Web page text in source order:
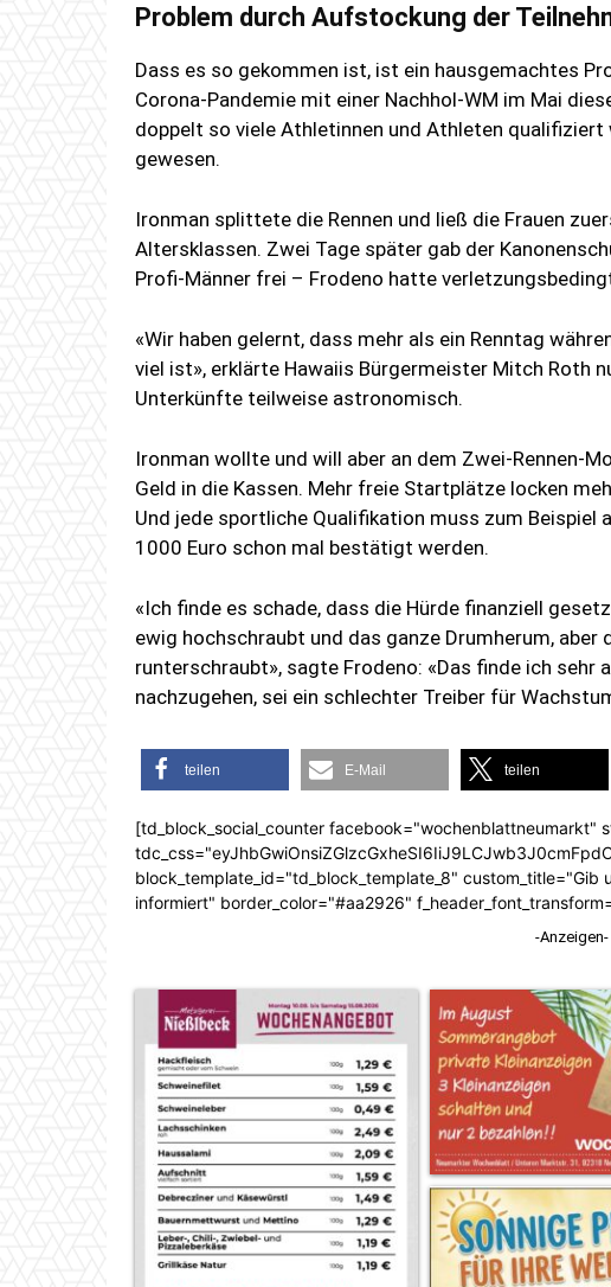
Problem durch Aufstockung der
Dass es so gekommen ist, ist ein hausgemachtes
Corona-Pandemie mit einer Nachhol-WM im Mai
doppelt so viele Athletinnen und Athleten
gewesen.
Ironman splittete die Rennen und ließ die Frauen
Altersklassen. Zwei Tage später gab der
Profi-Männer frei – Frodeno hatte
«Wir haben gelernt, dass mehr als ein Renntag
viel ist», erklärte Hawaiis Bürgermeister Mitch Roth
Unterkünfte teilweise astronomisch.
Ironman wollte und will aber an dem Zwei-Rennen-
Geld in die Kassen. Mehr freie Startplätze locken
Und jede sportliche Qualifikation muss zum Beispiel
1000 Euro schon mal bestätigt werden.
«Ich finde es schade, dass die Hürde finanziell
ewig hochschraubt und das ganze Drumherum,
runterschraubt», sagte Frodeno: «Das finde ich sehr
nachzugehen, sei ein schlechter Treiber für
teilen E-Mail teilen
[td_block_social_counter facebook="wochenblattneumarkt"
block_template_id="td_block_template_8"
informiert" border_color="#aa2926"
-Anzeigen-